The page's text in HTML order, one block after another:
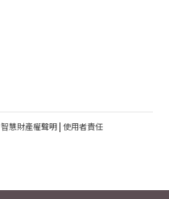
智慧財產權聲明 | 使用者責任